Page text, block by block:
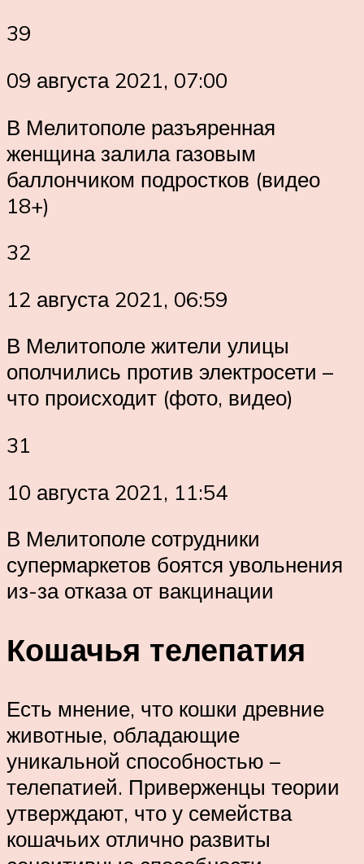
39
09 августа 2021, 07:00
В Мелитополе разъяренная
женщина залила газовым
баллончиком подростков (видео
18+)
32
12 августа 2021, 06:59
В Мелитополе жители улицы
ополчились против электросети –
что происходит (фото, видео)
31
10 августа 2021, 11:54
В Мелитополе сотрудники
супермаркетов боятся увольнения
из-за отказа от вакцинации
Кошачья телепатия
Есть мнение, что кошки древние
животные, обладающие
уникальной способностью –
телепатией. Приверженцы теории
утверждают, что у семейства
кошачьих отлично развиты